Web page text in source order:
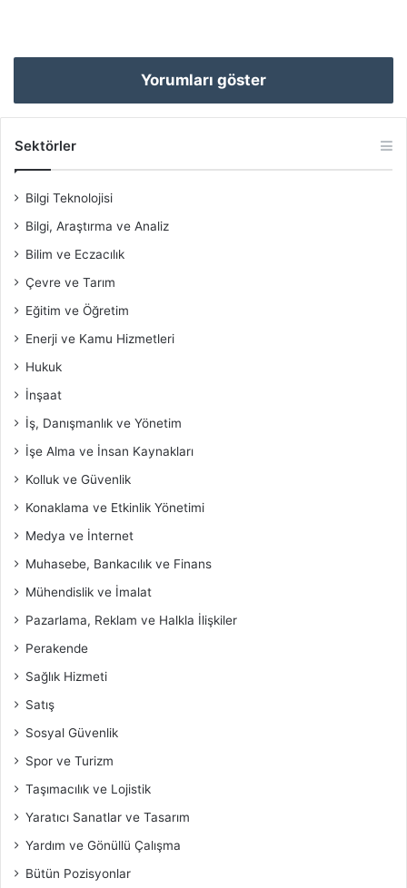
Yorumları göster
Sektörler
Bilgi Teknolojisi
Bilgi, Araştırma ve Analiz
Bilim ve Eczacılık
Çevre ve Tarım
Eğitim ve Öğretim
Enerji ve Kamu Hizmetleri
Hukuk
İnşaat
İş, Danışmanlık ve Yönetim
İşe Alma ve İnsan Kaynakları
Kolluk ve Güvenlik
Konaklama ve Etkinlik Yönetimi
Medya ve İnternet
Muhasebe, Bankacılık ve Finans
Mühendislik ve İmalat
Pazarlama, Reklam ve Halkla İlişkiler
Perakende
Sağlık Hizmeti
Satış
Sosyal Güvenlik
Spor ve Turizm
Taşımacılık ve Lojistik
Yaratıcı Sanatlar ve Tasarım
Yardım ve Gönüllü Çalışma
Bütün Pozisyonlar